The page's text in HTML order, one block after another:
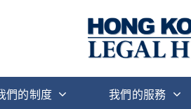
們的制度 我們的服務